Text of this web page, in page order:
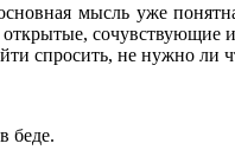
мысль уже
спросить, не нужно ли
беде.